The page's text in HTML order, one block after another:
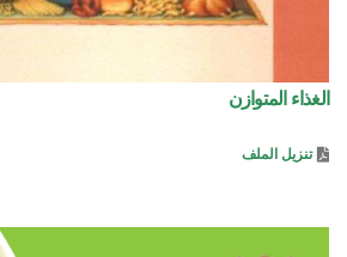
الغذاء المتوازن
تنزيل الملف